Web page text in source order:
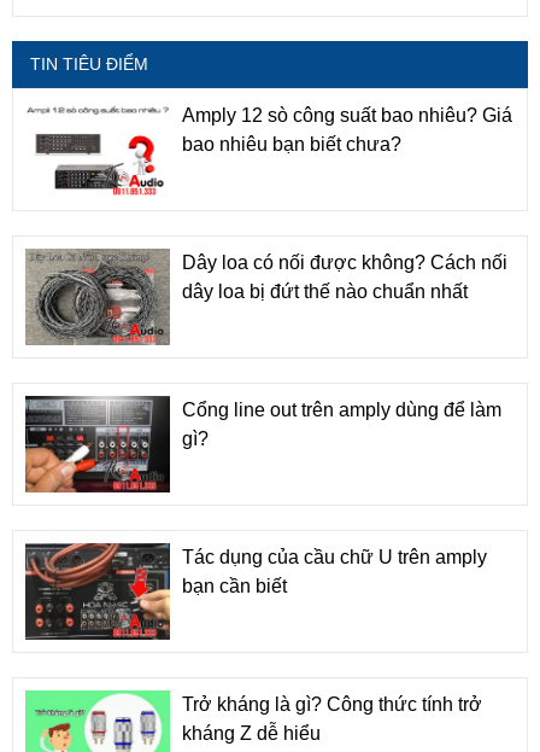
TIN TIÊU ĐIỂM
Amply 12 sò công suất bao nhiêu? Giá
bao nhiêu bạn biết chưa?
Dây loa có nối được không? Cách nối
dây loa bị đứt thế nào chuẩn nhất
Cổng line out trên amply dùng để làm
gì?
Tác dụng của cầu chữ U trên amply
bạn cần biết
Trở kháng là gì? Công thức tính trở
kháng Z dễ hiểu